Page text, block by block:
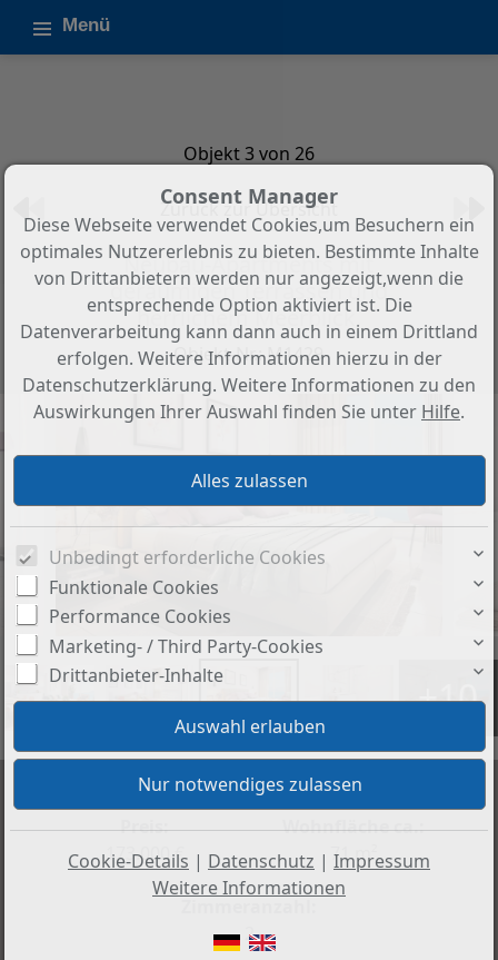
Menü
Objekt 3 von 26
Zurück zur Übersicht
Neubau-Apartments mit
geräumigen Terrassen und
herrlichem Meerblick.
Objekt-Nr.: M1429
+10
Preis:
173.000 €
Wohnfläche ca.:
71 m²
2
Consent Manager
Diese Webseite verwendet Cookies,um Besuchern ein
optimales Nutzererlebnis zu bieten. Bestimmte Inhalte
von Drittanbietern werden nur angezeigt,wenn die
entsprechende Option aktiviert ist. Die
Datenverarbeitung kann dann auch in einem Drittland
erfolgen. Weitere Informationen hierzu in der
Datenschutzerklärung. Weitere Informationen zu den
Auswirkungen Ihrer Auswahl finden Sie unter Hilfe.
Unbedingt erforderliche Cookies
Funktionale Cookies
Performance Cookies
Marketing- / Third Party-Cookies
Drittanbieter-Inhalte
Cookie-Details | Datenschutz | Impressum
Weitere Informationen